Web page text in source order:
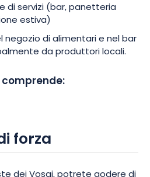
acquatiche durante i mesi estivi.
navigare, andare in pedalò
invernali non sono da meno. La
dista solo 8 km dal
di servizi (bar, panetteria
estiva)
di alimentari e nel bar
da produttori locali.
forza